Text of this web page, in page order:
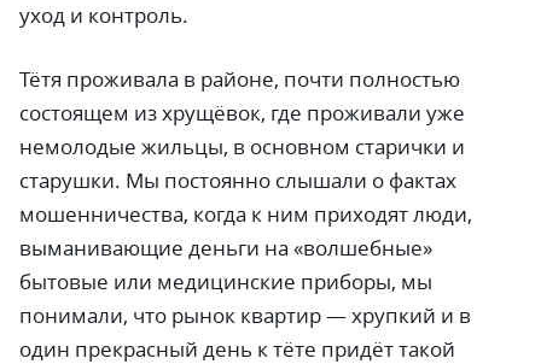
уход и контроль.
Тётя проживала в районе, почти полностью
состоящем из хрущёвок, где проживали уже
немолодые жильцы, в основном старички и
старушки. Мы постоянно слышали о фактах
мошенничества, когда к ним приходят люди,
выманивающие деньги на «волшебные»
бытовые или медицинские приборы, мы
понимали, что рынок квартир—хрупкий и в
один прекрасный день к тёте придёт такой